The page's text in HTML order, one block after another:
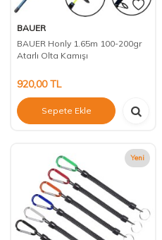
BAUER
BAUER Honly 1.65m 100-200gr
Atarlı Olta Kamışı
920,00TL
Sepete Ekle
Yeni